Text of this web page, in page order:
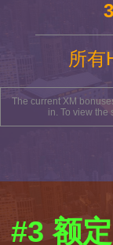
所有
The current XM
in. To view the
#3 额定